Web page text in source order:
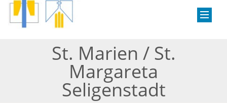
St. Marien / St.
Margareta
Seligenstadt